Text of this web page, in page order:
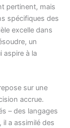
pertinent, mais
spécifiques des
excelle dans
un
aspire à la
sur une
accrue.
– des langages
a assimilé des